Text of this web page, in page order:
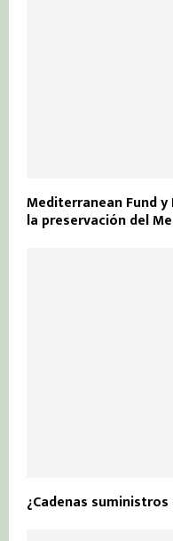
Mediterranean Fund
la preservación del
¿Cadenas